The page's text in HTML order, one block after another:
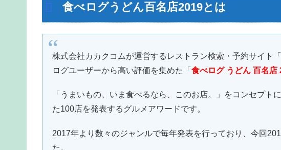
食べログうどん百名店2019とは
株式会社カカクコムが運営するレストラン検索・予約サイト
ログユーザーから高い評価を集めた「食べログ うどん 百名店
「うまいもの、いま食べるなら、このお店。」をコンセプト
た100店を発表するグルメアワードです。
2017年より数々のジャンルで毎年発表を行っており、今回
た。